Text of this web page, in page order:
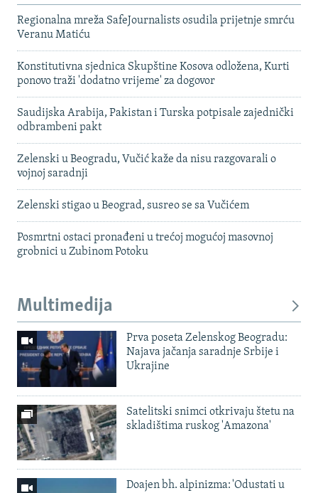
Regionalna mreža SafeJournalists osudila prijetnje smrću
Veranu Matiću
Konstitutivna sjednica Skupštine Kosova odložena, Kurti
ponovo traži 'dodatno vrijeme' za dogovor
Saudijska Arabija, Pakistan i Turska potpisale zajednički
odbrambeni pakt
Zelenski u Beogradu, Vučić kaže da nisu razgovarali o
vojnoj saradnji
Zelenski stigao u Beograd, susreo se sa Vučićem
Posmrtni ostaci pronađeni u trećoj mogućoj masovnoj
grobnici u Zubinom Potoku
Multimedija
Prva poseta Zelenskog Beogradu:
Najava jačanja saradnje Srbije i
Ukrajine
Satelitski snimci otkrivaju štetu na
skladištima ruskog 'Amazona'
Doajen bh. alpinizma: 'Odustati u